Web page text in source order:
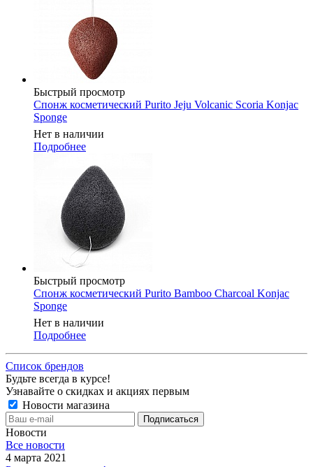
Быстрый просмотр
Спонж косметический Purito Jeju Volcanic Scoria Konjac
Sponge
Нет в наличии
Подробнее
Быстрый просмотр
Спонж косметический Purito Bamboo Charcoal Konjac
Sponge
Нет в наличии
Подробнее
Список брендов
Будьте всегда в курсе!
Узнавайте о скидках и акциях первым
Новости магазина
Новости
Все новости
4 марта 2021